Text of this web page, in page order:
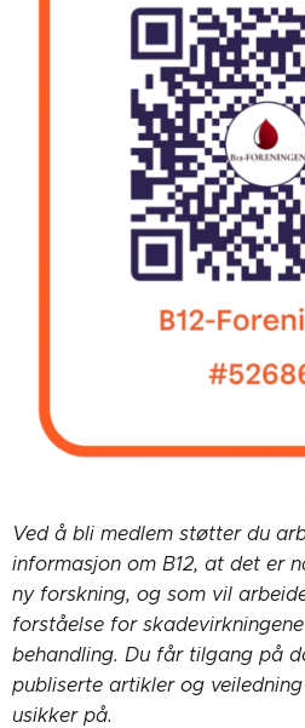
Ved å bli medlem støtter du
informasjon om B12, at det er
ny forskning, og som vil
forståelse for
behandling. Du får tilgang på
publiserte artikler og
usikker på.